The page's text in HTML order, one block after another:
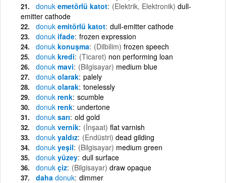
donuk emetörlü katot (Elektrik, Elektronik) dull-
emitter cathode
donuk emitörlü katot dull-emitter cathode
donuk ifade frozen expression
donuk konuşma (Dilbilim) frozen speech
donuk kredi (Ticaret) non performing loan
donuk mavi (Bilgisayar) medium blue
donuk olarak palely
donuk olarak tonelessly
donuk renk scumble
donuk renk undertone
donuk sarı old gold
donuk vernik (İnşaat) flat varnish
donuk yaldız (Endüstri) dead gilding
donuk yeşil (Bilgisayar) medium green
donuk yüzey dull surface
donuk çiz (Bilgisayar) draw opaque
daha donuk dimmer